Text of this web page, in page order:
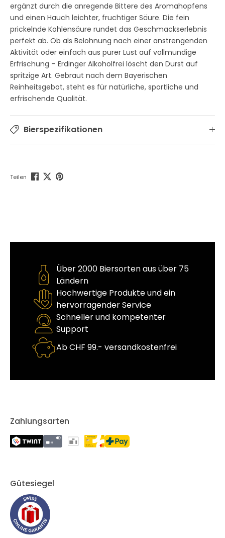
ergänzt durch die anregende Bittere des Aromahopfens
und einen Hauch leichter, fruchtiger Säure. Die fein
prickelnde Kohlensäure rundet das Geschmackserlebnis
perfekt ab. Ob als Belohnung nach einer anstrengenden
Aktivität oder einfach aus purer Lust auf vollmundige
Erfrischung – Erdinger Alkoholfrei löscht den Durst auf
spritzige Art. Gebraut nach dem Bayerischen
Reinheitsgebot, steht es für natürliche, sportliche und
erfrischende Qualität.
Bierspezifikationen
Teilen
Über 2000 Biersorten aus über 75
Ländern
Hochwertige Produkte und ein
hervorragender Service
Schneller und kompetenter
Support
Ab CHF 99.- versandkostenfrei
Zahlungsarten
Gütesiegel